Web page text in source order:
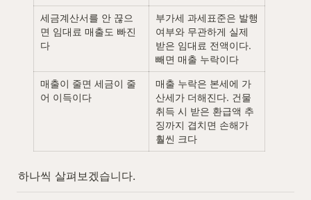
세금계산서를 안 끊으
면 임대료 매출도 빠진
다
부가세 과세표준은 발행
여부와 무관하게 실제
받은 임대료 전액이다.
빼면 매출 누락이다
매출이 줄면 세금이 줄
어 이득이다
매출 누락은 본세에 가
산세가 더해진다. 건물
취득 시 받은 환급액 추
징까지 겹치면 손해가
훨씬 크다
하나씩 살펴보겠습니다.